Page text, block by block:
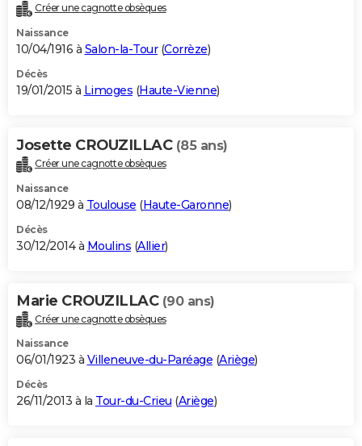
Créer une cagnotte obsèques
Naissance
10/04/1916 à Salon-la-Tour(Corrèze)
Décès
19/01/2015 à Limoges (Haute-Vienne)
Josette CROUZILLAC (85 ans)
Créer une cagnotte obsèques
Naissance
08/12/1929 à Toulouse (Haute-Garonne)
Décès
30/12/2014 à Moulins (Allier)
Marie CROUZILLAC (90 ans)
Créer une cagnotte obsèques
Naissance
06/01/1923 à Villeneuve-du-Paréage (Ariège)
Décès
26/11/2013 à la Tour-du-Crieu (Ariège)